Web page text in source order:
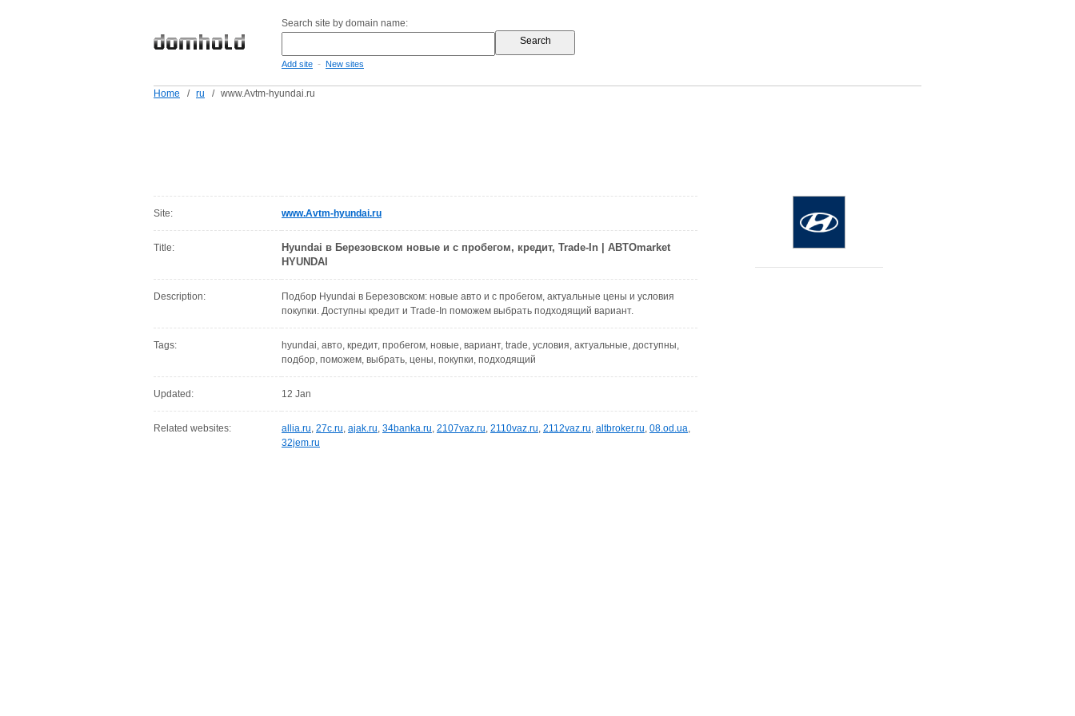
Search site by domain name:
Add site - New sites
Home / ru / www.Avtm-hyundai.ru
Site: www.Avtm-hyundai.ru
Title:
Hyundai в Березовском новые и с пробегом, кредит, Trade-In | АВТОmarket
HYUNDAI
Description:
Подбор Hyundai в Березовском: новые авто и с пробегом, актуальные цены и условия
покупки. Доступны кредит и Trade-In поможем выбрать подходящий вариант.
Tags:
hyundai, авто, кредит, пробегом, новые, вариант, trade, условия, актуальные, доступны,
подбор, поможем, выбрать, цены, покупки, подходящий
Updated: 12 Jan
Related websites: allia.ru, 27c.ru, ajak.ru, 34banka.ru, 2107vaz.ru, 2110vaz.ru, 2112vaz.ru, altbroker.ru, 08.od.ua,
32jem.ru